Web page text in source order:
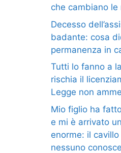
che cambiano le
Decesso
badante: cosa
permanenza in
Tutti lo fanno a
rischia il
Legge non
Mio figlio ha
e mi è arrivato
enorme: il
nessuno conosce